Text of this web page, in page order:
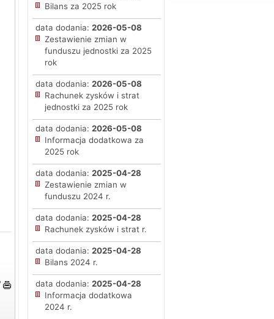
Bilans za 2025 rok
data dodania: 2026-05-08
Zestawienie zmian w
funduszu jednostki za 2025
rok
data dodania: 2026-05-08
Rachunek zysków i strat
jednostki za 2025 rok
data dodania: 2026-05-08
Informacja dodatkowa za
2025 rok
data dodania: 2025-04-28
Zestawienie zmian w
funduszu 2024 r.
data dodania: 2025-04-28
Rachunek zysków i strat r.
data dodania: 2025-04-28
Bilans 2024 r.
data dodania: 2025-04-28
Informacja dodatkowa
2024 r.